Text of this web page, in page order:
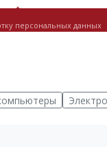
персональных данных